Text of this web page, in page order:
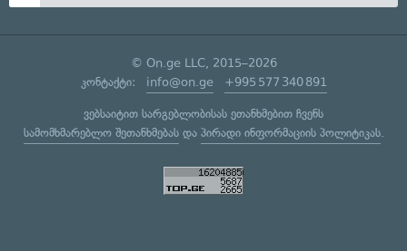
© On.ge LLC, 2015–2026
კონტაქტი: info@on.ge +995 577 340 891
ვებსაიტით სარგებლობისას ეთანხმებით ჩვენს
სამომხმარებლო შეთანხმებასდა პირადი ინფორმაციის პოლიტიკას.